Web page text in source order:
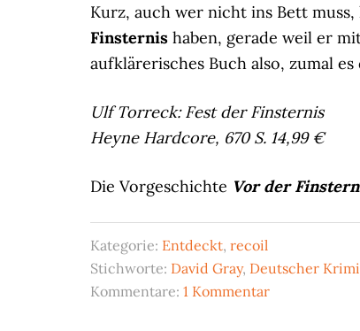
Kurz, auch wer nicht ins Bett
Finsternis haben, gerade weil er
aufklärerisches Buch also, zumal es
Ulf Torreck: Fest der Finsternis
Heyne Hardcore, 670 S. 14,99 €
Die Vorgeschichte Vor der
Kategorie: Entdeckt, recoil
Stichworte: David Gray, Deutscher Krimi
Kommentare: 1 Kommentar